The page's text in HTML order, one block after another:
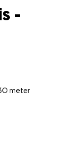
-
30 meter